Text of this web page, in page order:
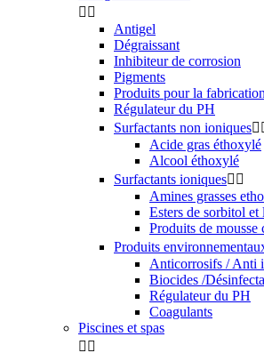
 
Antigel
Dégraissant
Inhibiteur de corrosion
Pigments
Produits pour la
Régulateur du PH
Surfactants non ioniques
Acide gras éthoxylé
Alcool éthoxylé
Surfactants ioniques 
Amines grasses
Esters de sorbitol et
Produits de mousse
Produits
Anticorrosifs / Anti
Biocides /
Régulateur du PH
Coagulants
Piscines et spas
 